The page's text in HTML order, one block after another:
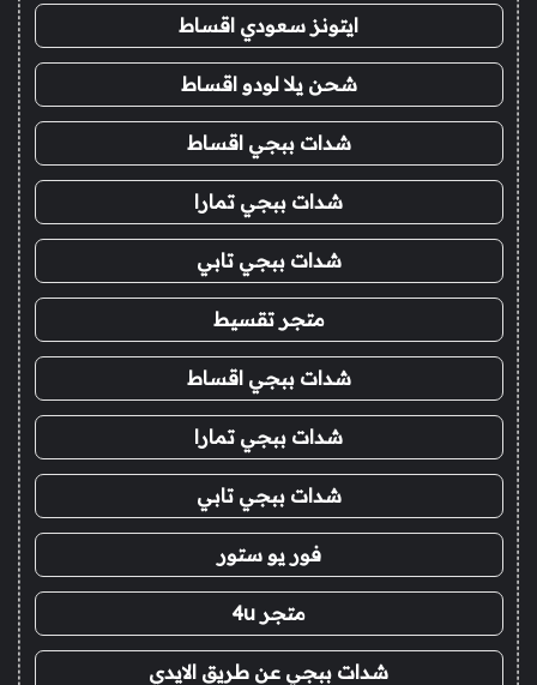
ايتونز سعودي اقساط
شحن يلا لودو اقساط
شدات ببجي اقساط
شدات ببجي تمارا
شدات ببجي تابي
متجر تقسيط
شدات ببجي اقساط
شدات ببجي تمارا
شدات ببجي تابي
فور يو ستور
متجر 4u
شدات ببجي عن طريق الايدي